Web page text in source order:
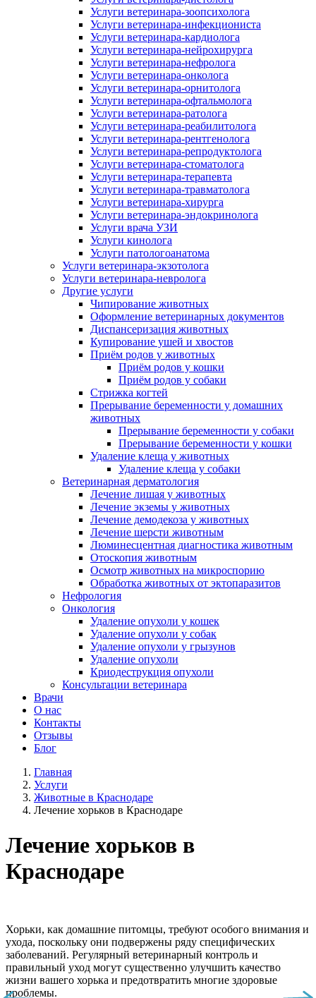
Услуги ветеринара-зоопсихолога
Услуги ветеринара-инфекциониста
Услуги ветеринара-кардиолога
Услуги ветеринара-нейрохирурга
Услуги ветеринара-нефролога
Услуги ветеринара-онколога
Услуги ветеринара-орнитолога
Услуги ветеринара-офтальмолога
Услуги ветеринара-ратолога
Услуги ветеринара-реабилитолога
Услуги ветеринара-рентгенолога
Услуги ветеринара-репродуктолога
Услуги ветеринара-стоматолога
Услуги ветеринара-терапевта
Услуги ветеринара-травматолога
Услуги ветеринара-хирурга
Услуги ветеринара-эндокринолога
Услуги врача УЗИ
Услуги кинолога
Услуги патологоанатома
Услуги ветеринара-экзотолога
Услуги ветеринара-невролога
Другие услуги
Чипирование животных
Оформление ветеринарных документов
Диспансеризация животных
Купирование ушей и хвостов
Приём родов у животных
Приём родов у кошки
Приём родов у собаки
Стрижка когтей
Прерывание беременности у домашних
животных
Прерывание беременности у собаки
Прерывание беременности у кошки
Удаление клеща у животных
Удаление клеща у собаки
Ветеринарная дерматология
Лечение лишая у животных
Лечение экземы у животных
Лечение демодекоза у животных
Лечение шерсти животным
Люминесцентная диагностика животным
Отоскопия животным
Осмотр животных на микроспорию
Обработка животных от эктопаразитов
Нефрология
Онкология
Удаление опухоли у кошек
Удаление опухоли у собак
Удаление опухоли у грызунов
Удаление опухоли
Криодеструкция опухоли
Консультации ветеринара
Врачи
О нас
Контакты
Отзывы
Блог
Главная
Услуги
Животные в Краснодаре
Лечение хорьков в Краснодаре
Лечение хорьков в
Краснодаре
Хорьки, как домашние питомцы, требуют особого внимания и
ухода, поскольку они подвержены ряду специфических
заболеваний. Регулярный ветеринарный контроль и
правильный уход могут существенно улучшить качество
жизни вашего хорька и предотвратить многие здоровые
проблемы.